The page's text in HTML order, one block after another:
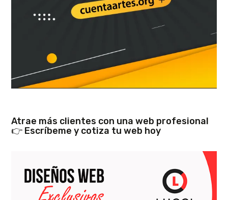
Atrae más clientes con una web profesional
👉 Escríbeme y cotiza tu web hoy